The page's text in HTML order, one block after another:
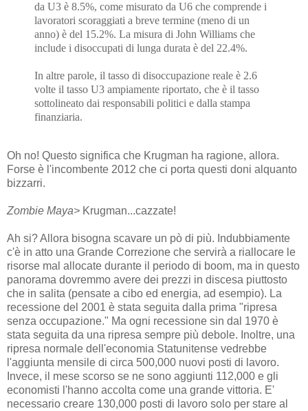
da U3 è 8.5%, come misurato da U6 che comprende i
lavoratori scoraggiati a breve termine (meno di un
anno) è del 15.2%. La misura di John Williams che
include i disoccupati di lunga durata è del 22.4%.
In altre parole, il tasso di disoccupazione reale è 2.6
volte il tasso U3 ampiamente riportato, che è il tasso
sottolineato dai responsabili politici e dalla stampa
finanziaria.
Oh no! Questo significa che Krugman ha ragione, allora.
Forse è l'incombente 2012 che ci porta questi doni alquanto
bizzarri.
Zombie Maya> Krugman...cazzate!
Ah si? Allora bisogna scavare un pò di più. Indubbiamente
c'è in atto una Grande Correzione che servirà a riallocare le
risorse mal allocate durante il periodo di boom, ma in questo
panorama dovremmo avere dei prezzi in discesa piuttosto
che in salita (pensate a cibo ed energia, ad esempio). La
recessione del 2001 è stata seguita dalla prima "ripresa
senza occupazione." Ma ogni recessione sin dal 1970 è
stata seguita da una ripresa sempre più debole. Inoltre, una
ripresa normale dell'economia Statunitense vedrebbe
l'aggiunta mensile di circa 500,000 nuovi posti di lavoro.
Invece, il mese scorso se ne sono aggiunti 112,000 e gli
economisti l'hanno accolta come una grande vittoria. E'
necessario creare 130,000 posti di lavoro solo per stare al